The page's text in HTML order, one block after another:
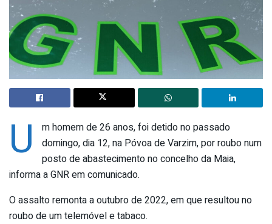
U
m homem de 26 anos, foi detido no passado
domingo, dia 12, na Póvoa de Varzim, por roubo num
posto de abastecimento no concelho da Maia,
informa a GNR em comunicado.
O assalto remonta a outubro de 2022, em que resultou no
roubo de um telemóvel e tabaco.